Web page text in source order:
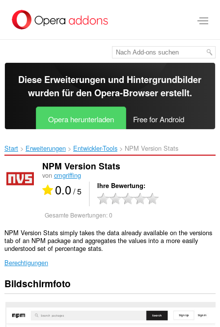
Hauptinhalt
springen
Diese Erweiterungen und Hintergrundbilder
wurden für den Opera-Browsererstellt.
Opera herunterladen Free for Android
Start Erweiterungen Entwickler-Tools NPM Version Stats‎
NPM Version Stats
von cmgriffing
0.0/ 5 Ihre Bewertung
Gesamte Bewertungen:0
NPM Version Stats simply takes the data already available on the versions
tab of an NPM package and aggregates the values into a more easily
understood set of percentage stats.
Berechtigungen
Diese
Erweiterung
Ihre
Bildschirmfoto